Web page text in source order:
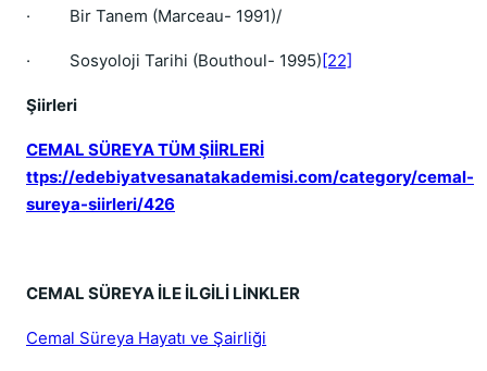
· Bir Tanem (Marceau- 1991)/
· Sosyoloji Tarihi (Bouthoul- 1995)[22]
Şiirleri
CEMAL SÜREYA TÜM ŞİİRLERİ
ttps://edebiyatvesanatakademisi.com/category/cemal-
sureya-siirleri/426
CEMAL SÜREYA İLE İLGİLİ LİNKLER
Cemal Süreya Hayatı ve Şairliği